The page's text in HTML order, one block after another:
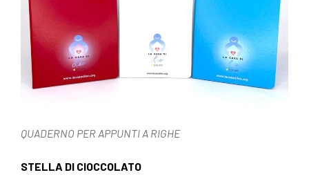
QUADERNO PER APPUNTI A RIGHE
STELLA DI CIOCCOLATO